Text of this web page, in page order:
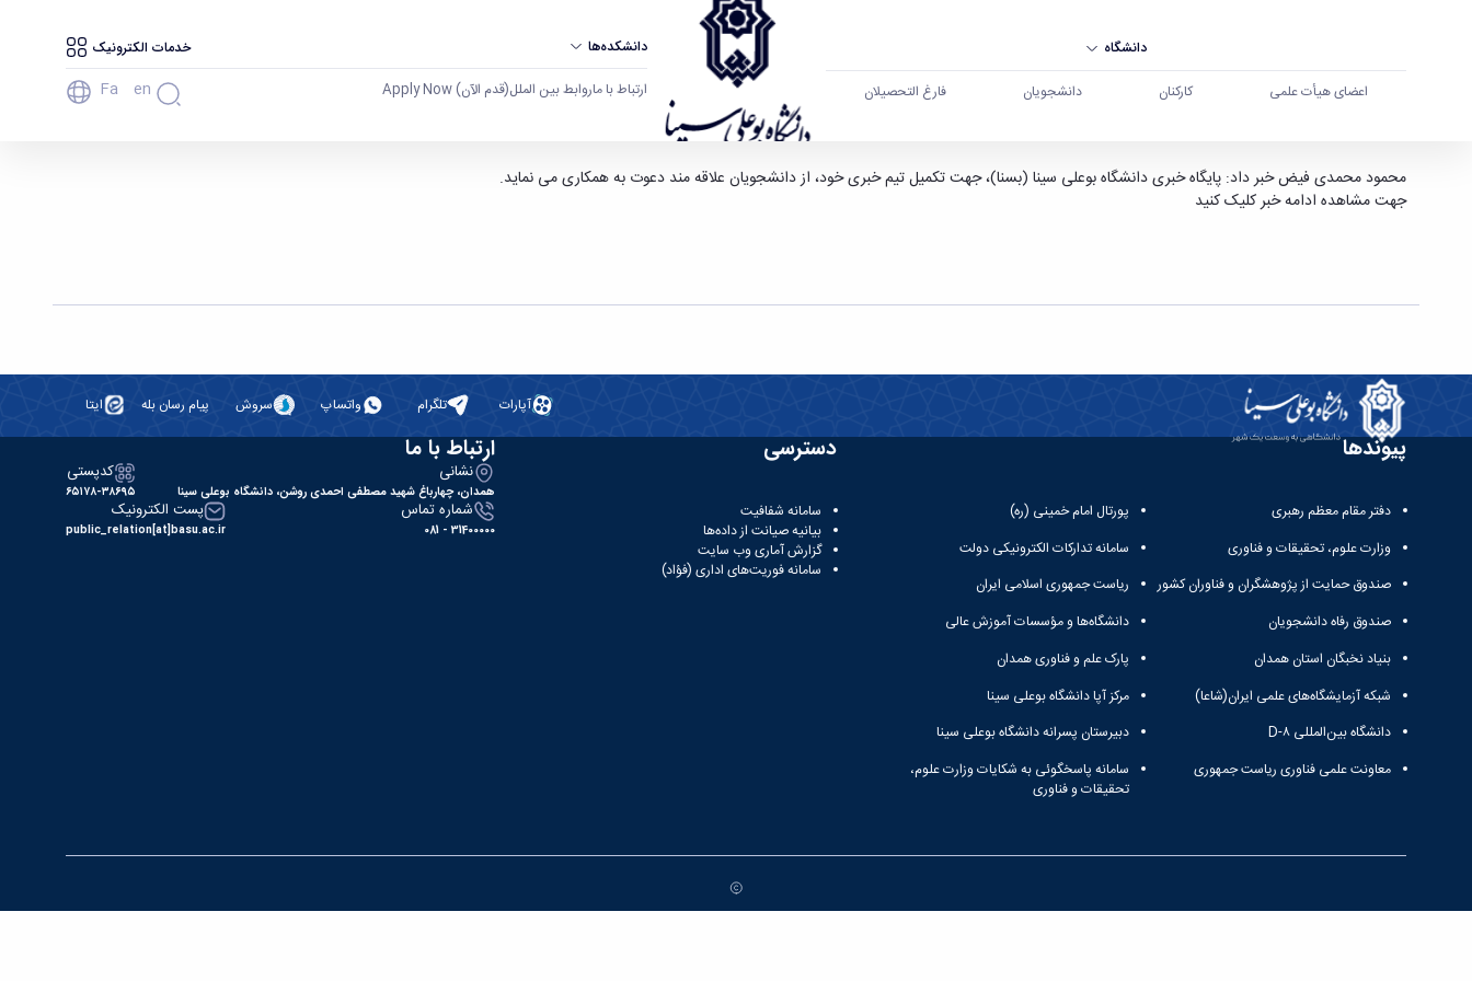
دانشگاه
اعضای هیأت علمی کارکنان دانشجویان فارغ التحصیلان
دانشکده‌ها خدمات الکترونیک
ارتباط با ماروابط بین الملل(قدم الآن) Apply Now Fa En
فراخوان جذب در باشگاه دانشجویی خبرنگاران بسنا - دانشگاه بوعلی سینا همدان
محمود محمدی فیض خبر داد: پایگاه خبری دانشگاه بوعلی سینا (بسنا)، جهت تکمیل تیم خبری خود، از دانشجویان علاقه مند دعوت به همکاری می نماید.
جهت مشاهده ادامه خبر کلیک کنید
آپارات تلگرام واتساپ سروش پیام رسان بله ایتا
پیوندها
دفتر مقام معظم رهبری
وزارت علوم، تحقیقات و فناوری
صندوق حمایت از پژوهشگران و فناوران کشور
صندوق رفاه دانشجویان
بنیاد نخبگان استان همدان
شبکه آزمایشگاه‌های علمی ایران(شاعا)
دانشگاه بین‌المللی D-۸
معاونت علمی فناوری ریاست جمهوری
پورتال امام خمینی (ره)
سامانه تدارکات الکترونیکی دولت
ریاست جمهوری اسلامی ایران
دانشگاه‌ها و مؤسسات آموزش عالی
پارک علم و فناوری همدان
مرکز آپا دانشگاه بوعلی سینا
دبیرستان پسرانه دانشگاه بوعلی سینا
سامانه پاسخگوئی به شکایات وزارت علوم،
تحقیقات و فناوری
دسترسی
سامانه شفافیت
بیانیه صیانت از داده‌ها
گزارش آماری وب‌ سایت
سامانه فوریت‌های اداری (فؤاد)
ارتباط با ما
نشانی
همدان، چهارباغ شهید مصطفی احمدی روشن، دانشگاه بوعلی سینا
کدپستی
۶۵۱۷۸-۳۸۶۹۵
شماره تماس
31400000 - 081
پست الکترونیک
public_relation[at]basu.ac.ir